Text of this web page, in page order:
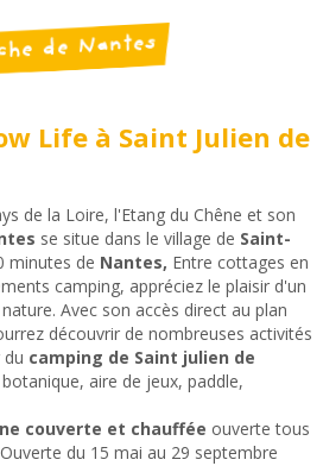
de Nantes
Life à Saint Julien de
de la Loire, l'Etang du Chêne et son
se situe dans le village de Saint-
minutes de Nantes, Entre cottages en
camping, appréciez le plaisir d'un
Avec son accès direct au plan
découvrir de nombreuses activités
camping de Saint julien de
aire de jeux, paddle,
couverte et chauffée ouverte tous
du 15 mai au 29 septembre